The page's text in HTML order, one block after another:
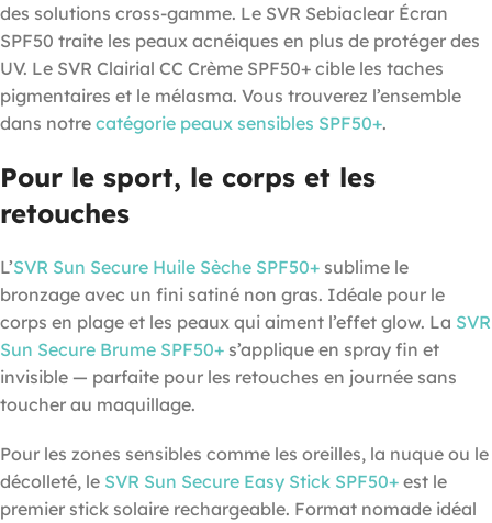
des solutions cross-gamme. Le SVR Sebiaclear Écran
SPF50 traite les peaux acnéiques en plus de protéger des
UV. Le SVR Clairial CC Crème SPF50+ cible les taches
pigmentaires et le mélasma. Vous trouverez l’ensemble
dans notre catégorie peaux sensibles SPF50+.
Pour le sport, le corps et les
retouches
L’SVR Sun Secure Huile Sèche SPF50+ sublime le
bronzage avec un fini satiné non gras. Idéale pour le
corps en plage et les peaux qui aiment l’effet glow. La SVR
Sun Secure Brume SPF50+ s’applique en spray fin et
invisible — parfaite pour les retouches en journée sans
toucher au maquillage.
Pour les zones sensibles comme les oreilles, la nuque ou le
décolleté, le SVR Sun Secure Easy Stick SPF50+ est le
premier stick solaire rechargeable. Format nomade idéal